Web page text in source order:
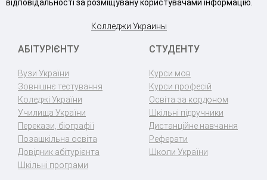
відповідальності за розміщувану користувачами інформацію.
Колледжи Украины
АБІТУРІЄНТУ
Вузи України
Зовнішнє тестування
Коледжі України
Училища України
Перекази, біографії
Позашкільна освіта
Довідник абітурієнта
Шкільні програми
СТУДЕНТУ
Курси мов
Курси професій
Освіта за кордоном
Шкільні підручники
Дистанційне навчання
Реферати
Школи України